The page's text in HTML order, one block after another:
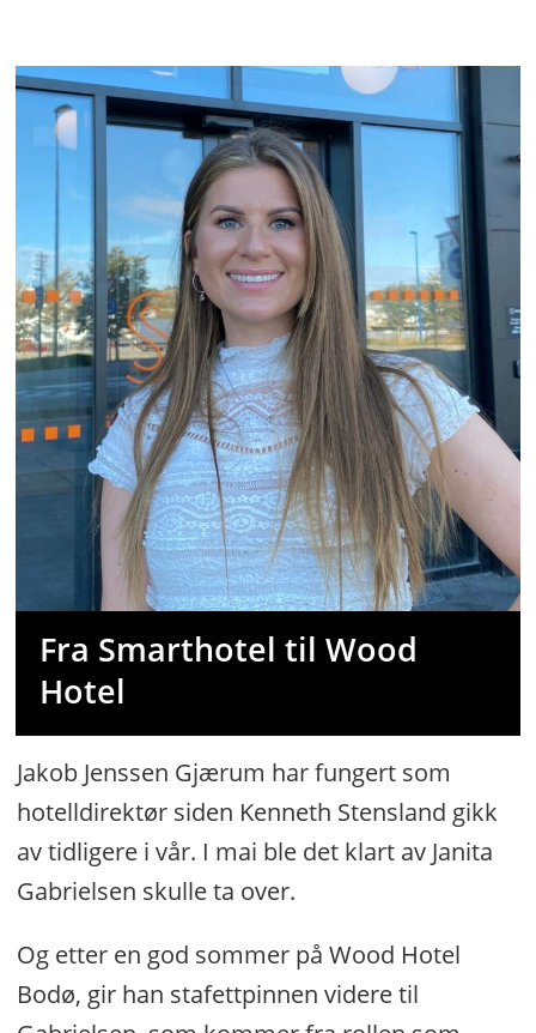
Fra Smarthotel til Wood
Hotel
Jakob Jenssen Gjærum har fungert som
hotelldirektør siden Kenneth Stensland gikk
av tidligere i vår. I mai ble det klart av Janita
Gabrielsen skulle ta over.
Og etter en god sommer på Wood Hotel
Bodø, gir han stafettpinnen videre til